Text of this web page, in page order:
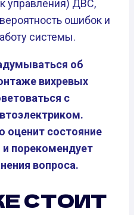
управления) ДВС,
ошибок и
системы.
об
вихревых
с
оценит состояние
порекомендует
вопроса.
СТОИТ